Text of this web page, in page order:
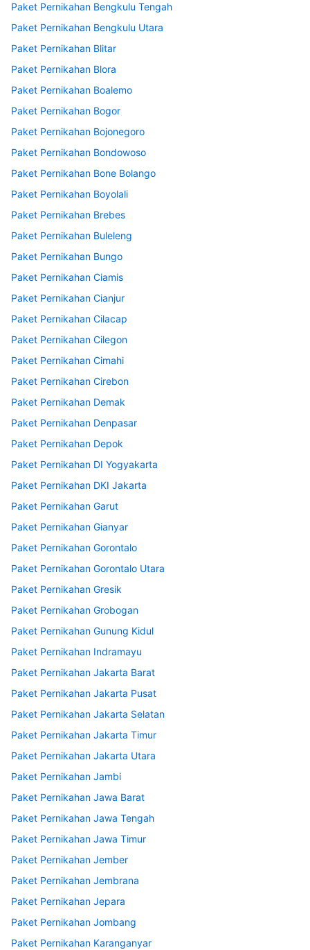
Paket Pernikahan Bengkulu Tengah
Paket Pernikahan Bengkulu Utara
Paket Pernikahan Blitar
Paket Pernikahan Blora
Paket Pernikahan Boalemo
Paket Pernikahan Bogor
Paket Pernikahan Bojonegoro
Paket Pernikahan Bondowoso
Paket Pernikahan Bone Bolango
Paket Pernikahan Boyolali
Paket Pernikahan Brebes
Paket Pernikahan Buleleng
Paket Pernikahan Bungo
Paket Pernikahan Ciamis
Paket Pernikahan Cianjur
Paket Pernikahan Cilacap
Paket Pernikahan Cilegon
Paket Pernikahan Cimahi
Paket Pernikahan Cirebon
Paket Pernikahan Demak
Paket Pernikahan Denpasar
Paket Pernikahan Depok
Paket Pernikahan DI Yogyakarta
Paket Pernikahan DKI Jakarta
Paket Pernikahan Garut
Paket Pernikahan Gianyar
Paket Pernikahan Gorontalo
Paket Pernikahan Gorontalo Utara
Paket Pernikahan Gresik
Paket Pernikahan Grobogan
Paket Pernikahan Gunung Kidul
Paket Pernikahan Indramayu
Paket Pernikahan Jakarta Barat
Paket Pernikahan Jakarta Pusat
Paket Pernikahan Jakarta Selatan
Paket Pernikahan Jakarta Timur
Paket Pernikahan Jakarta Utara
Paket Pernikahan Jambi
Paket Pernikahan Jawa Barat
Paket Pernikahan Jawa Tengah
Paket Pernikahan Jawa Timur
Paket Pernikahan Jember
Paket Pernikahan Jembrana
Paket Pernikahan Jepara
Paket Pernikahan Jombang
Paket Pernikahan Karanganyar